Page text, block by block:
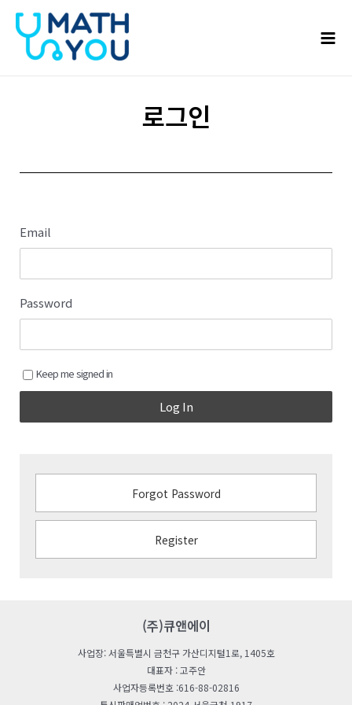
건너뛰기
로그인
Email
Password
Keep me signed in
Log In
Forgot Password
Register
(주)큐앤에이
사업장: 서울특별시 금천구 가산디지털1로, 1405호
대표자 : 고주안
사업자등록번호 :616-88-02816